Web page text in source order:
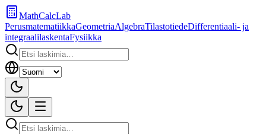
MathCalcLab
PerusmatematiikkaGeometriaAlgebraTilastotiedeDifferentiaali- ja
integraalilaskentaFysiikka